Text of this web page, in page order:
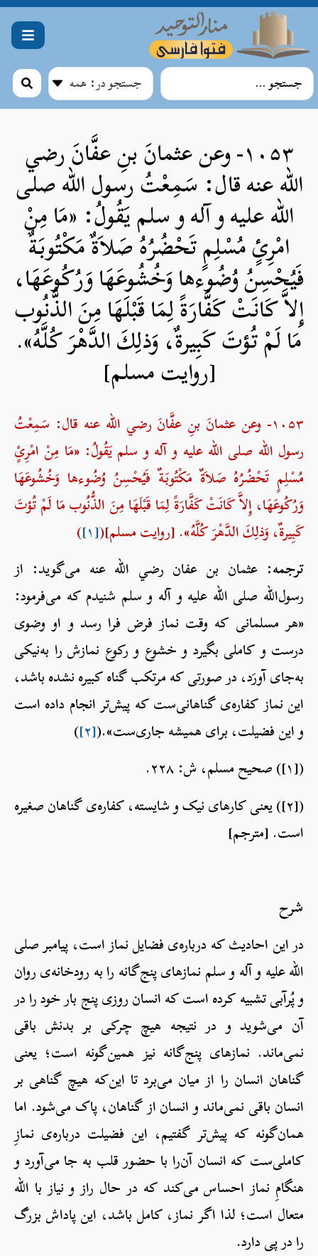
۱۰۵۳- وعن عثمانَ بنِ عفَّانَ رضي
الله عنه قال: سَمِعْتُ رسول الله صلی
الله علیه و آله و سلم يَقُولُ: «مَا مِنْ
امْرِئٍ مُسْلِمٍ تَحْضُرُهُ صَلاَةٌ مَكْتُوبَةٌ
فَيُحْسِنُ وُضُوءها وَخُشُوعَهَا وَرُكُوعَهَا،
إِلاَّ كَانَتْ كَفَّارَةً لِمَا قَبْلَهَا مِنَ الذُّنُوب
مَا لَمْ تُؤتَ كَبِيرةٌ، وَذلِكَ الدَّهْرَ كُلَّهُ».
[روايت مسلم]
۱۰۵۳- وعن عثمانَ بنِ عفَّانَ رضي الله عنه قال: سَمِعْتُ
رسول الله صلی الله علیه و آله و سلم يَقُولُ: «مَا مِنْ امْرِئٍ
مُسْلِمٍ تَحْضُرُهُ صَلاَةٌ مَكْتُوبَةٌ فَيُحْسِنُ وُضُوءها وَخُشُوعَهَا
وَرُكُوعَهَا، إِلاَّ كَانَتْ كَفَّارَةً لِمَا قَبْلَهَا مِنَ الذُّنُوب مَا لَمْ تُؤتَ
كَبِيرةٌ، وَذلِكَ الدَّهْرَ كُلَّهُ». [روايت مسلم]([۱] )
ترجمه: عثمان بن عفان رضي الله عنه می‌گوید: از
رسول‌الله صلی الله علیه و آله و سلم شنیدم که می‌فرمود:
«هر مسلمانی که وقت نماز فرض فرا رسد و او وضوی
درست و کاملی بگیرد و خشوع و رکوع نمازش را به‌نیکی
به‌جای آورَد، در صورتی که مرتکب گناه کبیره نشده باشد،
این نماز کفاره‌ی گناهانی‌ست که پیش‌تر انجام داده است
و این فضیلت، برای همیشه جاری‌ست».([۲] )
([۱]) صحیح مسلم، ش: ۲۲۸.
([۲]) یعنی کارهای نیک و شایسته، کفاره‌ی گناهان صغیره
است. [مترجم]
شرح
در این احادیث که درباره‌ی فضایل نماز است، پیامبر صلی
الله علیه و آله و سلم نمازهای پنج‌گانه را به رودخانه‌ی روان
و پُرآبی تشبیه کرده است که انسان روزی پنج بار خود را در
آن می‌شوید و در نتیجه هیچ چرکی بر بدنش باقی
نمی‌ماند. نمازهای پنج‌گانه نیز همین‌گونه است؛ یعنی
گناهان انسان را از میان می‌برد تا این‌که هیچ گناهی بر
انسان باقی نمی‌ماند و انسان از گناهان، پاک می‌شود. اما
همان‌گونه که پیش‌تر گفتیم، این فضیلت درباره‌ی نمازِ
کاملی‌ست که انسان آن‌را با حضور قلب به جا می‌آورد و
هنگامِ نماز احساس می‌کند که در حال راز و نیاز با الله
متعال است؛ لذا اگر نماز، کامل باشد، این پاداش بزرگ
را در پی دارد.